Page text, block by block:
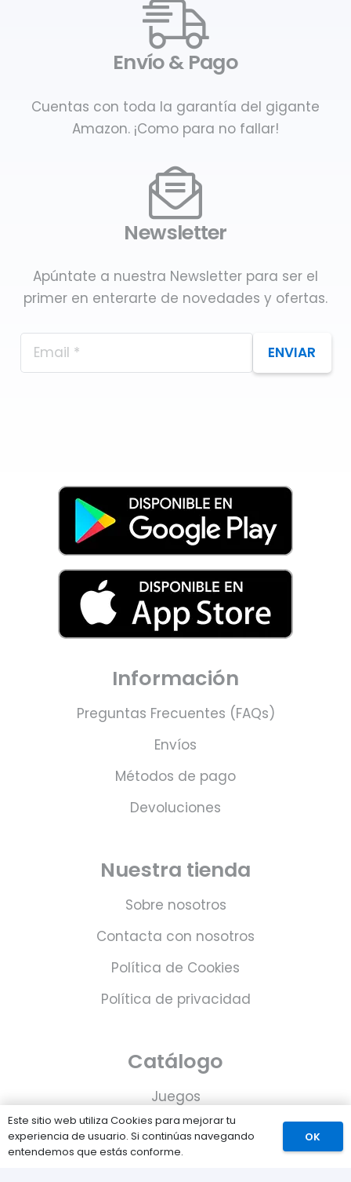
Envío & Pago
Cuentas con toda la garantía del gigante
Amazon. ¡Como para no fallar!
Newsletter
Apúntate a nuestra Newsletter para ser el
primer en enterarte de novedades y ofertas.
ENVIAR
Información
Preguntas Frecuentes (FAQs)
Envíos
Métodos de pago
Devoluciones
Nuestra tienda
Sobre nosotros
Contacta con nosotros
Política de Cookies
Política de privacidad
Catálogo
Juegos
Consolas
Accesorios para tu PS5
Este sitio web utiliza Cookies para mejorar tu
experiencia de usuario. Si continúas navegando
entendemos que estás conforme.
OK